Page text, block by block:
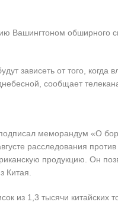
Вашингтоном обширного
зависеть от того,
сообщает
меморандум «О
расследования
продукцию. Он
Китая.
из 1,3 тысячи китайских